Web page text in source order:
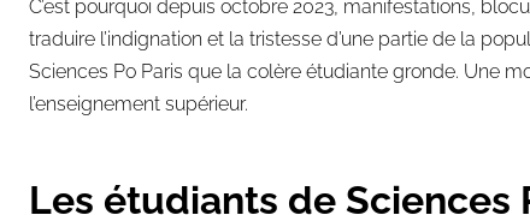
C’est pourquoi depuis octobre 2023, manifestations,
traduire l’indignation et la tristesse d’une partie de la
Sciences Po Paris que la colère étudiante gronde. Une
l’enseignement supérieur.
Les étudiants de Sciences